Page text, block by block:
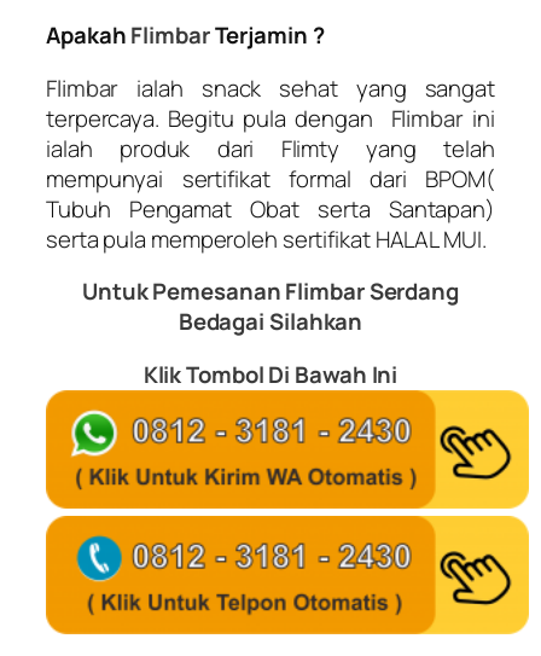
ApakahFlimbarTerjamin ?
Flimbar ialah snack sehat yang sangat
terpercaya. Begitu pula dengan Flimbarini
ialah produk dari Flimty yang telah
mempunyai sertifikat formal dari BPOM(
Tubuh Pengamat Obat serta Santapan)
serta pula memperoleh sertifikat HALAL MUI.
Untuk Pemesanan Flimbar Serdang
BedagaiSilahkan
Klik Tombol Di Bawah Ini